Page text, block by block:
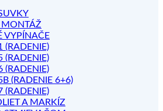
VYPÍNAČE
(RADENIE)
(RADENIE)
(RADENIE)
(RADENIE 6+6)
(RADENIE)
A MARKÍZ